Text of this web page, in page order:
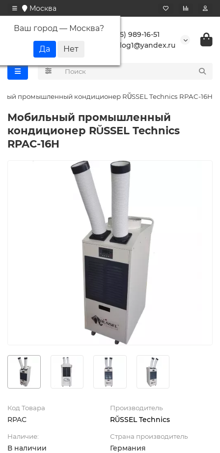
Москва
Ваш город — Москва?
+7 (495) 989-16-51
buranlog1@yandex.ru
промышленный кондиционер RŬSSEL Technics RPAC-16H
Мобильный промышленный
кондиционер RŬSSEL Technics
RPAC-16H
Код Товара
RPAC
Производитель
RŬSSEL Technics
Наличие:
В наличии
Страна производитель
Германия